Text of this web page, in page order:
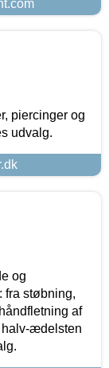
piercinger og
udvalg.
og
fra støbning,
af
halv-ædelsten